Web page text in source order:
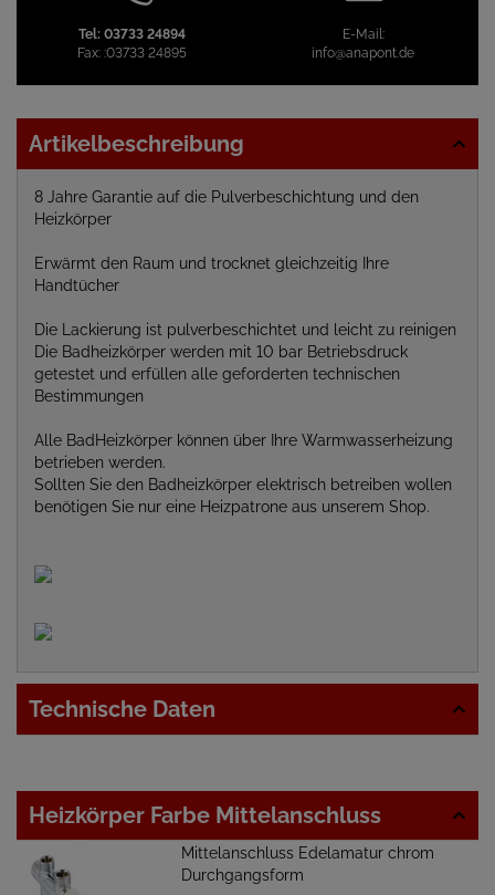
Tel: 03733 24894
Fax: :03733 24895
E-Mail:
info@anapont.de
Artikelbeschreibung
8 Jahre Garantie auf die Pulverbeschichtung und den
Heizkörper
Erwärmt den Raum und trocknet gleichzeitig Ihre
Handtücher
Die Lackierung ist pulverbeschichtet und leicht zu reinigen
Die Badheizkörper werden mit 10 bar Betriebsdruck
getestet und erfüllen alle geforderten technischen
Bestimmungen
Alle BadHeizkörper können über Ihre Warmwasserheizung
betrieben werden.
Sollten Sie den Badheizkörper elektrisch betreiben wollen
benötigen Sie nur eine Heizpatrone aus unserem Shop.
Technische Daten
Heizkörper Farbe Mittelanschluss
Mittelanschluss Edelamatur chrom
Durchgangsform